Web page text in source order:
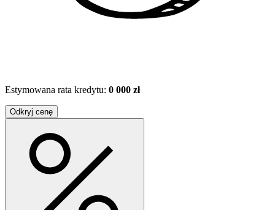
Estymowana rata kredytu: 0 000 zł
Odkryj cenę